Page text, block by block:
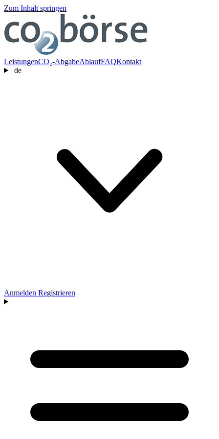
Zum Inhalt springen
LeistungenCO₂-AbgabeAblaufFAQKontakt
de
Anmelden Registrieren